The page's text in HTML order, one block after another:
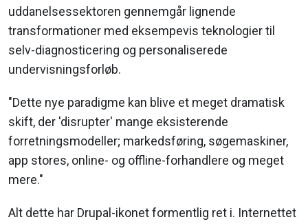
uddanelsessektoren gennemgår lignende
transformationer med eksempevis teknologier til
selv-diagnosticering og personaliserede
undervisningsforløb.
"Dette nye paradigme kan blive et meget dramatisk
skift, der 'disrupter' mange eksisterende
forretningsmodeller; markedsføring, søgemaskiner,
app stores, online- og offline-forhandlere og meget
mere."
Alt dette har Drupal-ikonet formentlig ret i. Internettet